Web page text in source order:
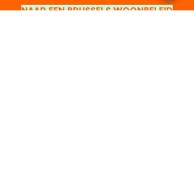
NAAR EEN BRUSSELS WOONBELEID